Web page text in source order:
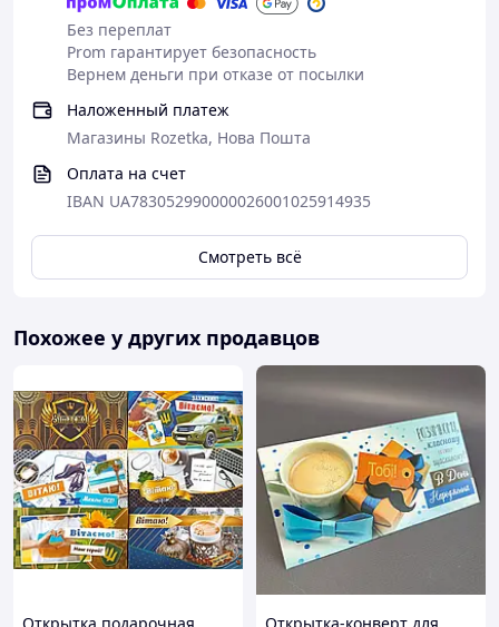
Без переплат
Prom гарантирует безопасность
Вернем деньги при отказе от посылки
Наложенный платеж
Магазины Rozetka, Нова Пошта
Оплата на счет
IBAN UA783052990000026001025914935
Смотреть всё
Похожее у других продавцов